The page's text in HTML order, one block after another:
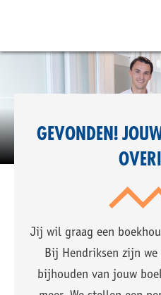
GEVONDEN!
Jij wil graag een
Bij Hendriksen zijn
bijhouden van jouw